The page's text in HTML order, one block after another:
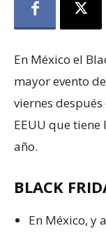
En México el
mayor evento
viernes
EEUU que
año.
BLACK
En México, y